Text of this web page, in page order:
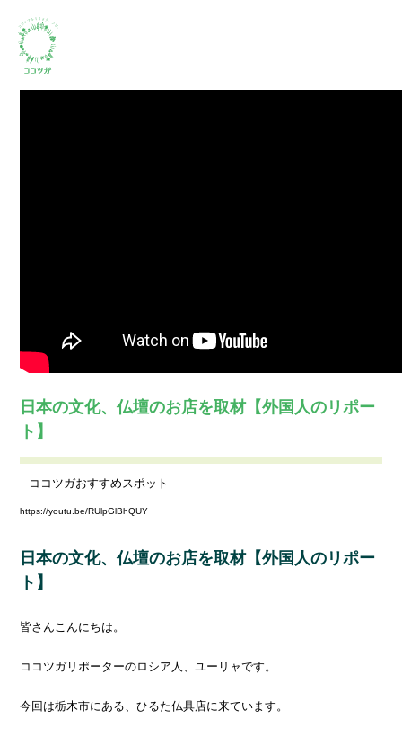
日本の文化、仏壇のお店を取材【外国人のリポー
ト】
ココツガおすすめスポット
https://youtu.be/RUlpGlBhQUY
日本の文化、仏壇のお店を取材【外国人のリポー
ト】
皆さんこんにちは。
ココツガリポーターのロシア人、ユーリャです。
今回は栃木市にある、ひるた仏具店に来ています。